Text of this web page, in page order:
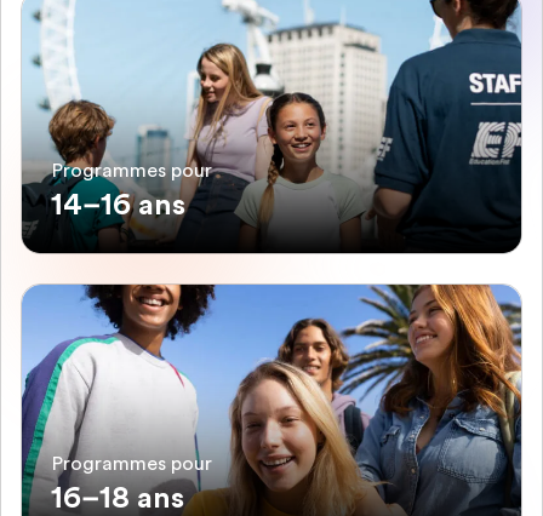
Programmes pour
14–16 ans
Programmes pour
16–18 ans